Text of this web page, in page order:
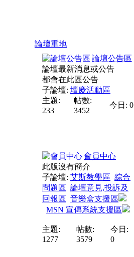
論壇重地
論壇公告區
論壇最新消息或公告
都會在此區公告
子論壇: 壇慶活動區
主題:
233
帖數:
3452
今日: 0
會員中心
此版沒有簡介
子論壇: 艾斯教學區 綜合
問題區 論壇意見,投訴及
回報區 音樂盒支援區
MSN 宣傳系統支援區
主題:
1277
帖數:
3579
今日:
0